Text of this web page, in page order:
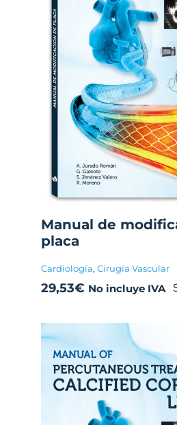
Manual de
placa
Cardiología, Cirugía Vascular
29,53€ No incluye IVA